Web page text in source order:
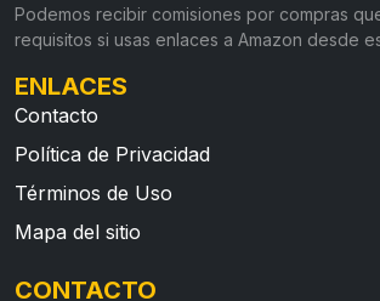
Podemos recibir comisiones por compras
requisitos si usas enlaces a Amazon desde
ENLACES
Contacto
Política de Privacidad
Términos de Uso
Mapa del sitio
CONTACTO